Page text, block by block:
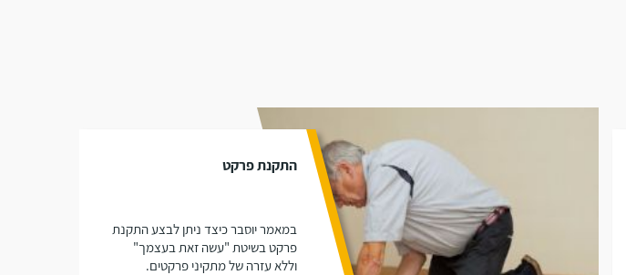
התקנת פרקט
במאמר יוסבר כיצד ניתן לבצע התקנת
פרקט בשיטת "עשה זאת בעצמך"
וללא עזרה של מתקיני פרקטים.